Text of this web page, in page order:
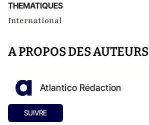
THEMATIQUES
International
A PROPOS DES AUTEURS
Atlantico Rédaction
SUIVRE